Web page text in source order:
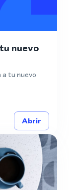
nuevo
a tu nuevo
Abrir